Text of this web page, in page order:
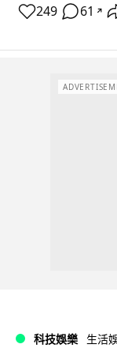
249 61 ↗
科技娛樂 生活